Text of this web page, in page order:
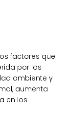
factores que
por los
ambiente y
aumenta
en los